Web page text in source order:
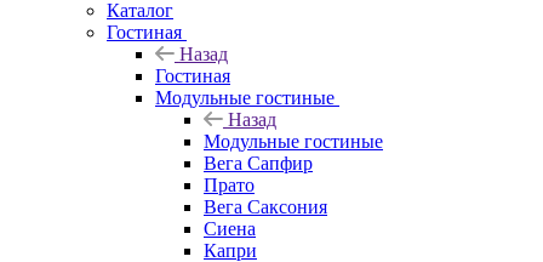
Каталог
Гостиная
Назад
Гостиная
Модульные гостиные
Назад
Модульные гостиные
Вега Сапфир
Прато
Вега Саксония
Сиена
Капри